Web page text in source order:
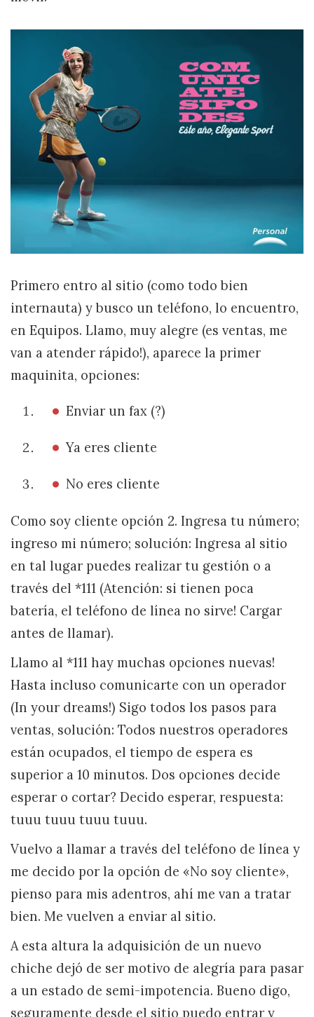
Primero entro al sitio (como todo bien
internauta) y busco un teléfono, lo encuentro,
en Equipos. Llamo, muy alegre (es ventas, me
van a atender rápido!), aparece la primer
maquinita, opciones:
Enviar un fax (?)
Ya eres cliente
No eres cliente
Como soy cliente opción 2. Ingresa tu número;
ingreso mi número; solución: Ingresa al sitio
en tal lugar puedes realizar tu gestión o a
través del *111 (Atención: si tienen poca
batería, el teléfono de línea no sirve! Cargar
antes de llamar).
Llamo al *111 hay muchas opciones nuevas!
Hasta incluso comunicarte con un operador
(In your dreams!) Sigo todos los pasos para
ventas, solución: Todos nuestros operadores
están ocupados, el tiempo de espera es
superior a 10 minutos. Dos opciones decide
esperar o cortar? Decido esperar, respuesta:
tuuu tuuu tuuu tuuu.
Vuelvo a llamar a través del teléfono de línea y
me decido por la opción de «No soy cliente»,
pienso para mis adentros, ahí me van a tratar
bien. Me vuelven a enviar al sitio.
A esta altura la adquisición de un nuevo
chiche dejó de ser motivo de alegría para pasar
a un estado de semi-impotencia. Bueno digo,
seguramente desde el sitio puedo entrar y